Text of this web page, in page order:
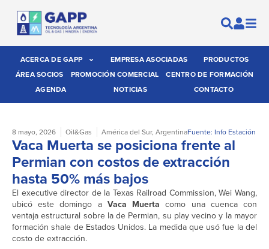
ACERCA DE GAPP EMPRESA ASOCIADAS
PRODUCTOS
ÁREA SOCIOS
PROMOCIÓN COMERCIAL
CENTRO DE FORMACIÓN
AGENDA
NOTICIAS CONTACTO
8 mayo, 2026 Oil&Gas América del Sur, ArgentinaFuente: Info Estación
Vaca Muerta se posiciona frente al
Permian con costos de extracción
hasta 50% más bajos
El executive director de la Texas Railroad Commission, Wei Wang,
ubicó este domingo a Vaca Muerta como una cuenca con
ventaja estructural sobre la de Permian, su play vecino y la mayor
formación shale de Estados Unidos. La medida que usó fue la del
costo de extracción.